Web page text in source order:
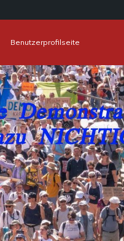
Benutzerprofilseite